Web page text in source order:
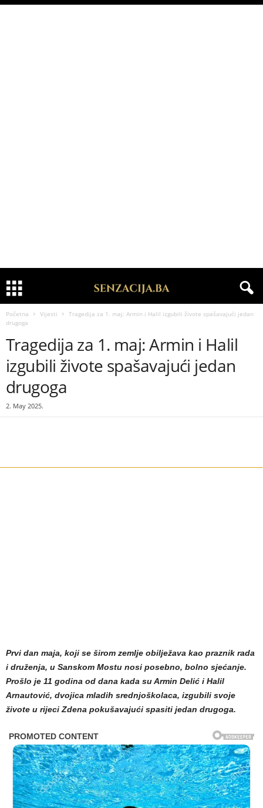
Početna Vijesti
Tragedija za 1. maj: Armin i Halil izgubili živote spašavajući jedan
drugoga
Tragedija za 1. maj: Armin i Halil
izgubili živote spašavajući jedan
drugoga
2. May 2025.
Prvi dan maja, koji se širom zemlje obilježava kao praznik rada
i druženja, u Sanskom Mostu nosi posebno, bolno sjećanje.
Prošlo je 11 godina od dana kada su Armin Delić i Halil
Arnautović, dvojica mladih srednjoškolaca, izgubili svoje
živote u rijeci Zdena pokušavajući spasiti jedan drugoga.